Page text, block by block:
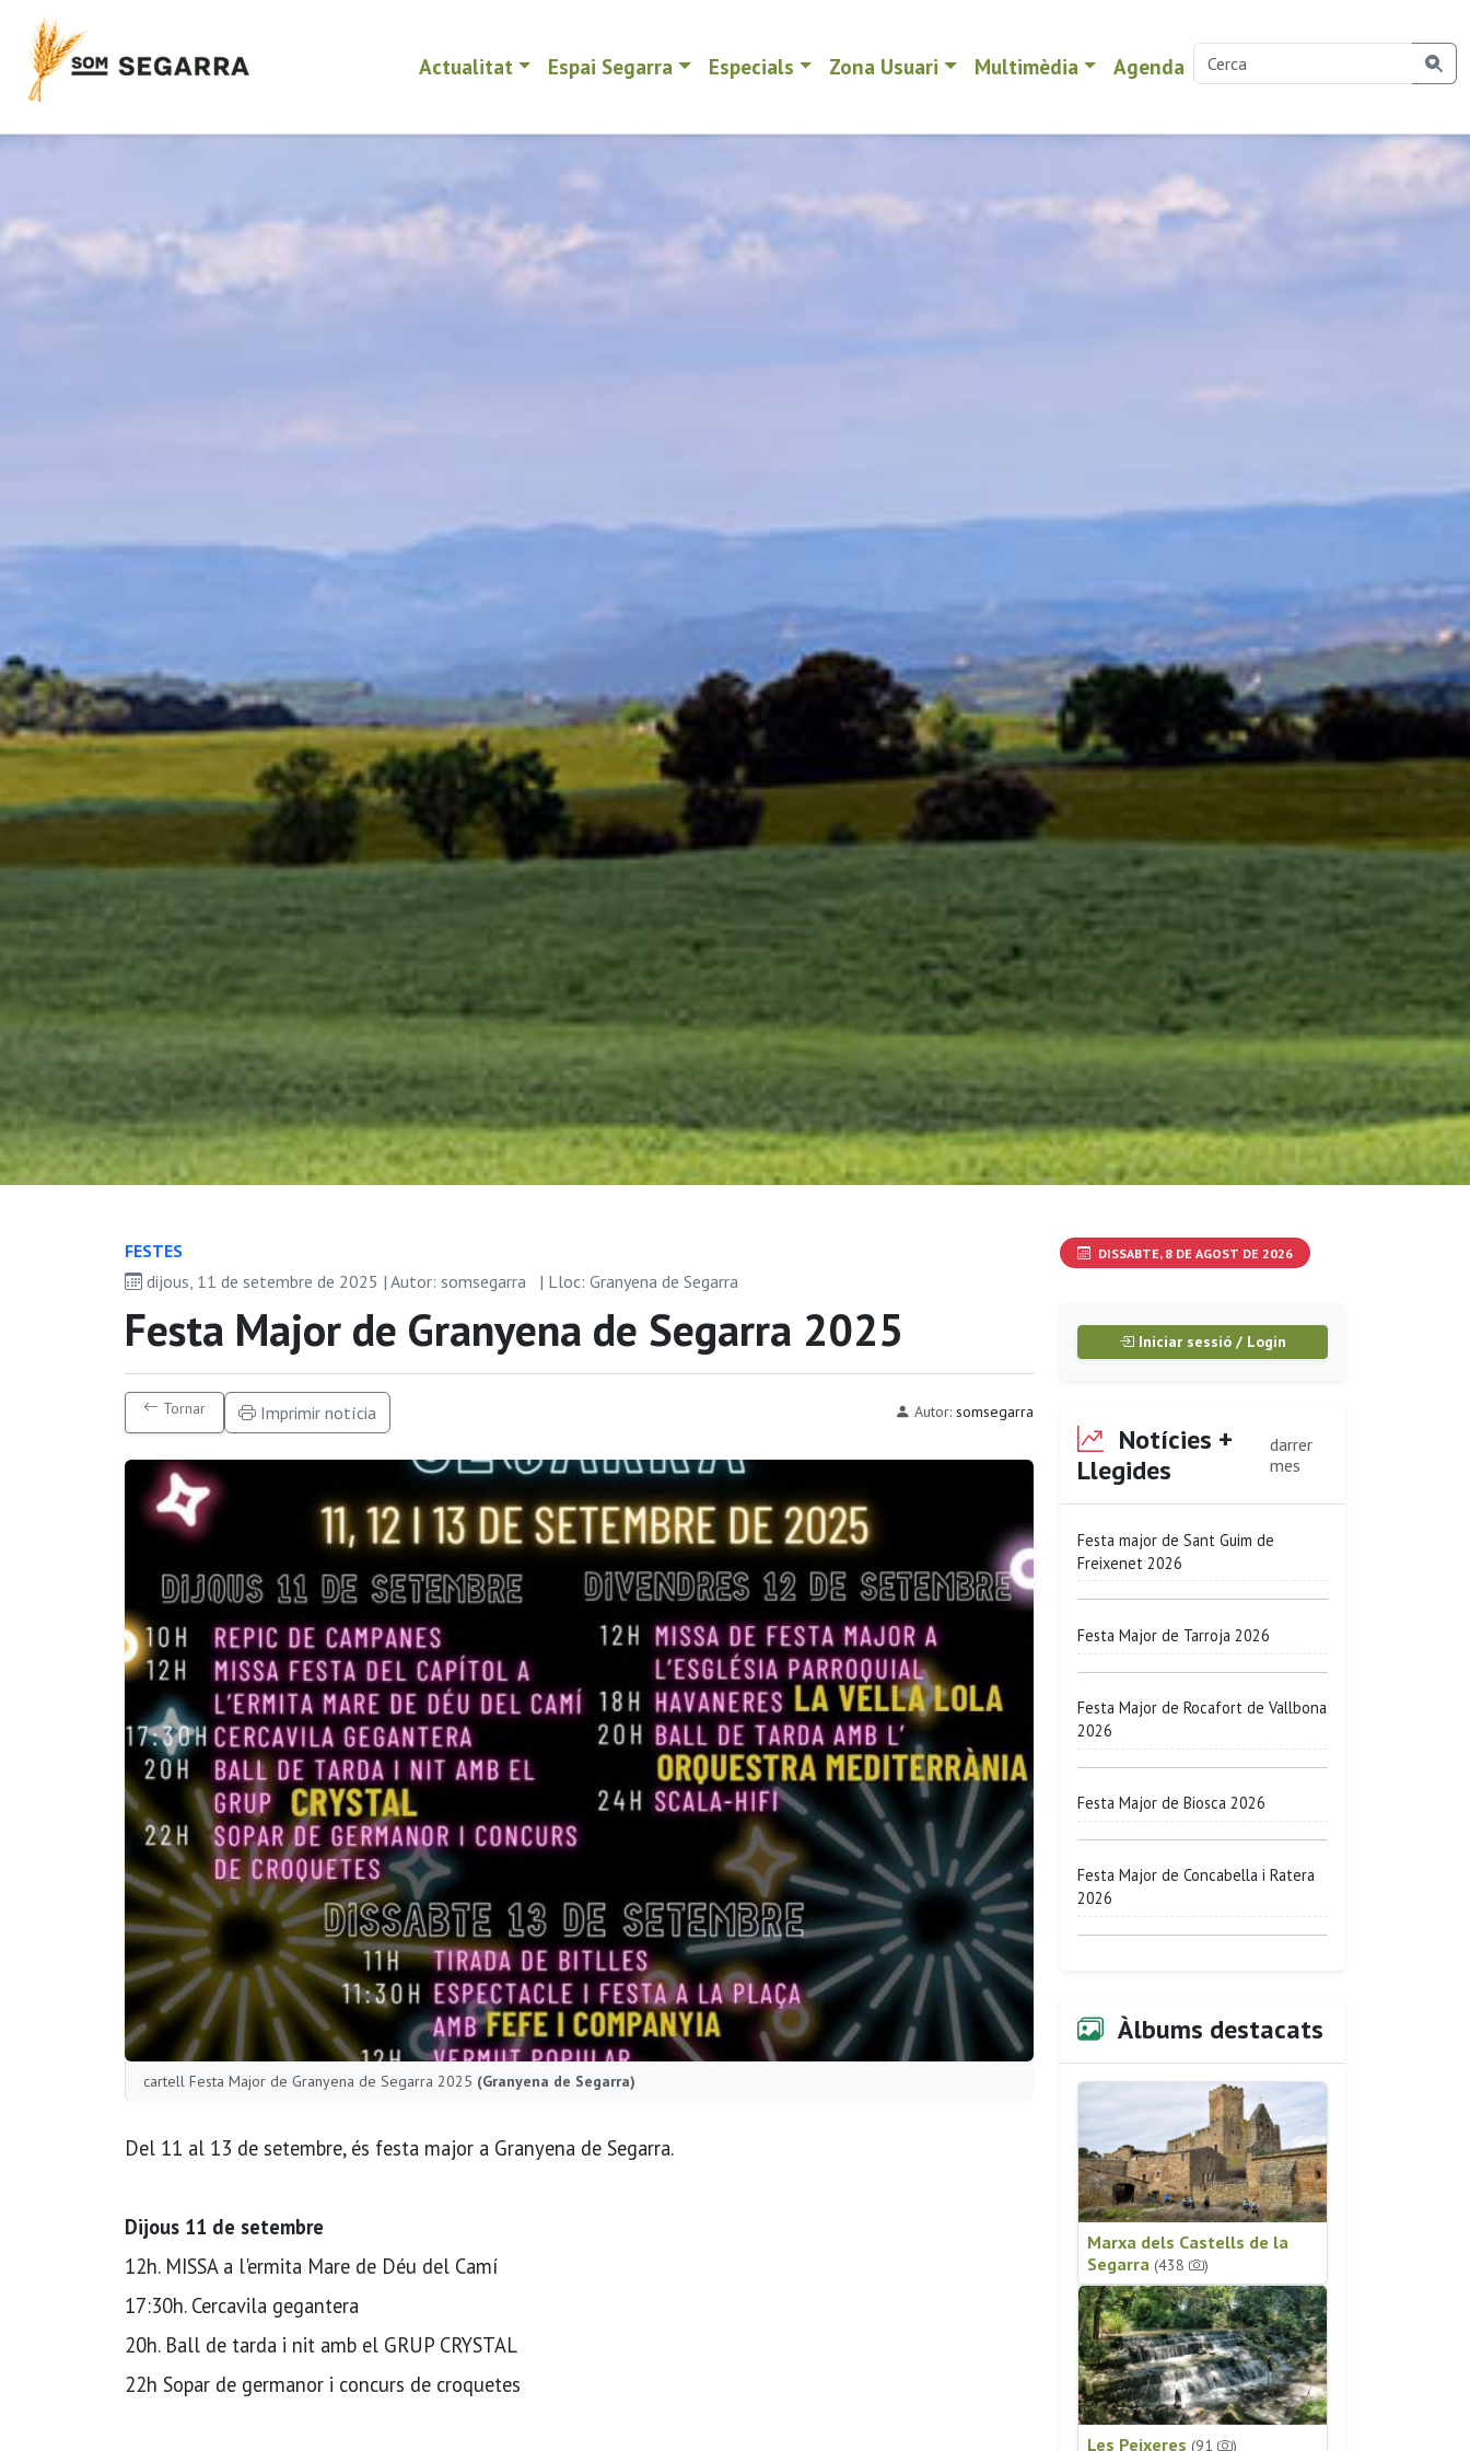
Actualitat Espai Segarra Especials Zona Usuari Multimèdia Agenda
FESTES
dijous, 11 de setembre de 2025 | Autor: somsegarra
| Lloc: Granyena de Segarra
Festa Major de Granyena de Segarra 2025
Tornar Imprimir notícia Autor: somsegarra
cartell Festa Major de Granyena de Segarra 2025 (Granyena de Segarra)
Del 11 al 13 de setembre, és festa major a Granyena de Segarra.
Dijous 11 de setembre
12h. MISSA a l'ermita Mare de Déu del Camí
17:30h. Cercavila gegantera
20h. Ball de tarda i nit amb el GRUP CRYSTAL
22h Sopar de germanor i concurs de croquetes
DISSABTE, 8 DE AGOST DE 2026
Iniciar sessió / Login
Notícies +
Llegides
darrer
mes
Festa major de Sant Guim de
Freixenet 2026
Festa Major de Tarroja 2026
Festa Major de Rocafort de Vallbona
2026
Festa Major de Biosca 2026
Festa Major de Concabella i Ratera
2026
Àlbums destacats
Marxa dels Castells de la
Segarra (438 )
Les Peixeres (91 )